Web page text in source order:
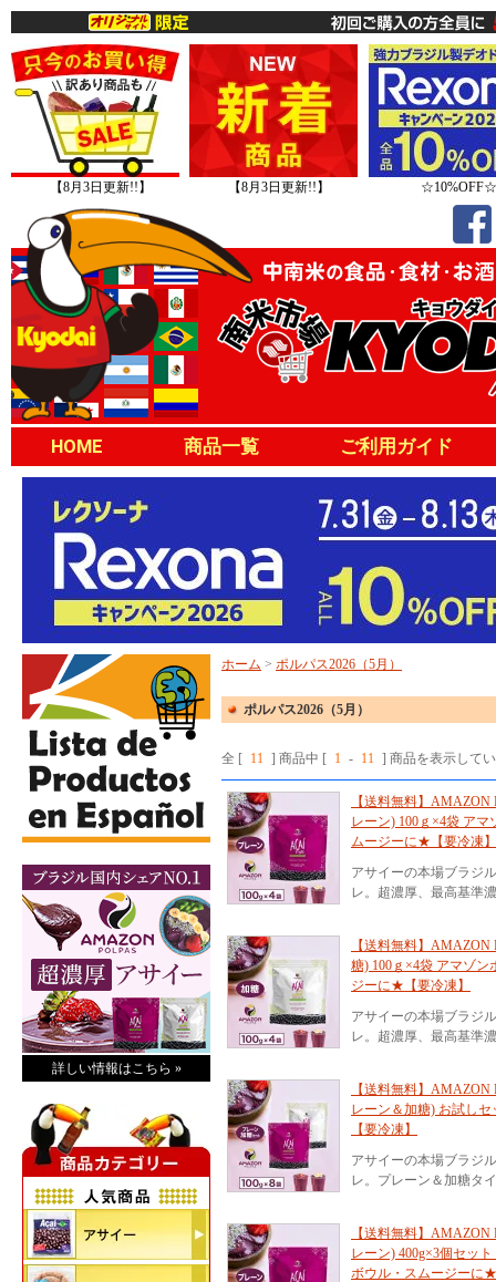
【8月3日更新!!】 【8月3日更新!!】 ☆10%OFF☆
HOME 商品一覧 ご利用ガイド
詳しい情報はこちら »
ホーム > ポルパス2026（5月）
ポルパス2026（5月）
全 [ 11 ] 商品中 [ 1 - 11 ] 商品を表示して
【送料無料】
レーン) 100ｇ×4袋 ア
ムージーに★【要冷凍】
アサイーの本場ブラジ
レ。超濃厚、最高基準
【送料無料】
糖) 100ｇ×4袋 アマゾ
ジーに★【要冷凍】
アサイーの本場ブラジ
レ。超濃厚、最高基準
【送料無料】
レーン＆加糖) お試しセ
【要冷凍】
アサイーの本場ブラジ
レ。プレーン＆加糖タ
【送料無料】
レーン) 400g×3個セッ
ボウル・スムージーに